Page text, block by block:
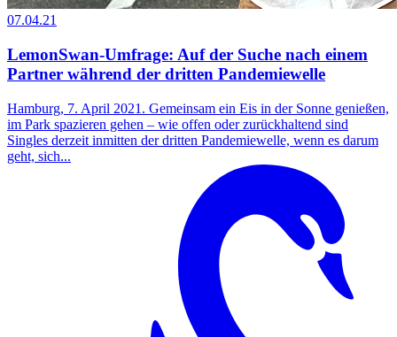
07.04.21
LemonSwan-Umfrage: Auf der Suche nach einem
Partner während der dritten Pandemiewelle
Hamburg, 7. April 2021. Gemeinsam ein Eis in der Sonne genießen,
im Park spazieren gehen – wie offen oder zurückhaltend sind
Singles derzeit inmitten der dritten Pandemiewelle, wenn es darum
geht, sich...